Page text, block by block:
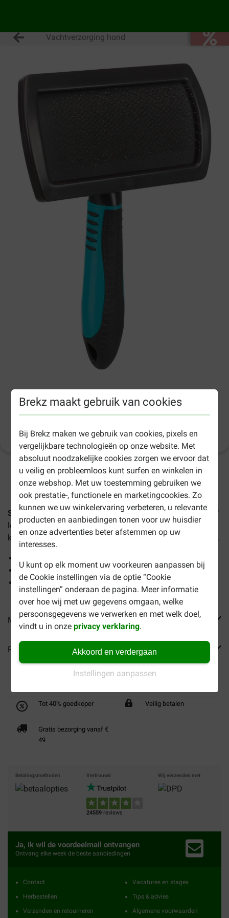
Brekz maakt gebruik van cookies
Bij Brekz maken we gebruik van cookies, pixels en
vergelijkbare technologieën op onze website. Met
absoluut noodzakelijke cookies zorgen we ervoor dat
u veilig en probleemloos kunt surfen en winkelen in
onze webshop. Met uw toestemming gebruiken we
ook prestatie-, functionele en marketingcookies. Zo
kunnen we uw winkelervaring verbeteren, u relevante
producten en aanbiedingen tonen voor uw huisdier
en onze advertenties beter afstemmen op uw
interesses.
U kunt op elk moment uw voorkeuren aanpassen bij
de Cookie instellingen via de optie “Cookie
instellingen” onderaan de pagina. Meer informatie
over hoe wij met uw gegevens omgaan, welke
persoonsgegevens we verwerken en met welk doel,
vindt u in onzeprivacy verklaring.
Akkoord en verdergaan
Instellingen aanpassen
Vachtverzorging hond
Slickerborstel Groot voor de hond
( 11) Productinformatie
1-3 werkdagen levertijd, tenzij anders aangegeven
Slickerborstel Groot voor de hondis een borstel om vuil of
losse haren uit de vacht van uw hond te verwijderen. Ook
kleine klitten of verwarringen worden eenvoudig verwijderd.
Makkelijk schoon te maken
Voor het eenvoudig verwijderen van klitten
Meer informatie
Reviews
Tot 40% goedkoper Veilig betalen
Gratis bezorging vanaf €
49
Betalingsmethoden Vertrouwd
24559 reviews
Wij verzenden met
Ja, ik wil de voordeelmail ontvangen
Ontvang elke week de beste aanbiedingen
Contact
Herbestellen
Verzenden en retourneren
Vacatures en stages
Tips & advies
Algemene voorwaarden